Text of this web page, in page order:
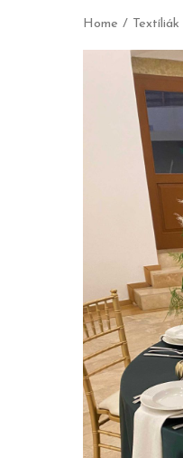
Home / Textíliák